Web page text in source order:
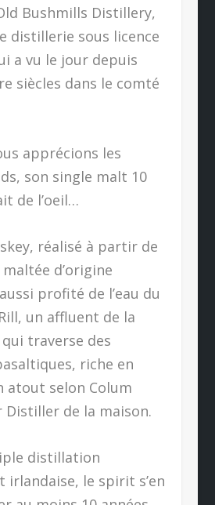
Bushmills Distillery,
distillerie sous licence
a vu le jour depuis
siècles dans le comté
apprécions les
son single malt 10
de l’oeil…
réalisé à partir de
maltée d’origine
profité de l’eau du
un affluent de la
traverse des
riche en
atout selon Colum
Distiller de la maison.
distillation
irlandaise, le spirit s’en